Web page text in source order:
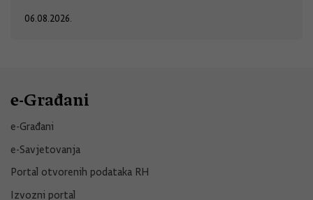
06.08.2026.
e-Građani
e-Građani
e-Savjetovanja
Portal otvorenih podataka RH
Izvozni portal